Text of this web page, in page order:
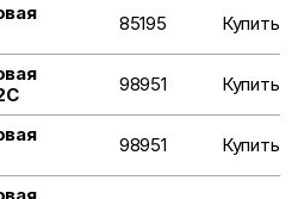
85195 Купить
98951 Купить
98951 Купить